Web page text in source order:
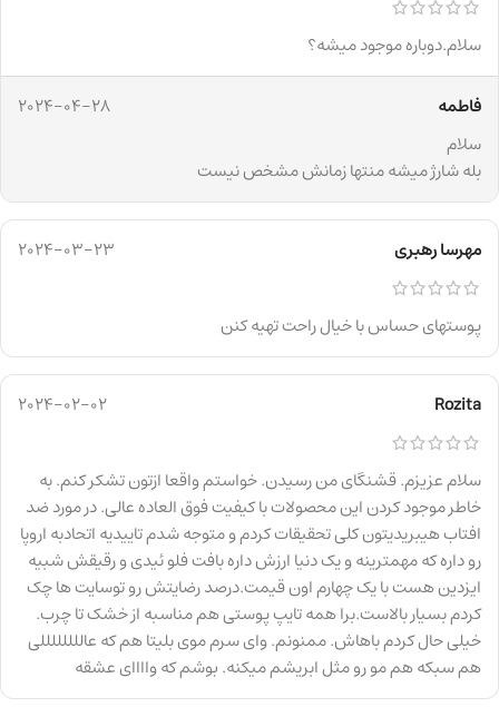
سلام.دوباره موجود میشه؟
فاطمه
2024-04-28
سلام
بله شارژ میشه منتها زمانش مشخص نیست
مهرسا رهبری 2024-03-23
پوستهای حساس با خیال راحت تهیه کنن
Rozita
2024-02-02
سلام عزیزم. قشنگای من رسیدن. خواستم واقعا ازتون تشکر کنم. به
خاطر موجود کردن این محصولات با کیفیت فوق العاده عالی. در مورد ضد
افتاب هیبریدیتون کلی تحقیقات کردم و متوجه شدم تاییدیه اتحادبه اروپا
رو داره که مهمترینه و یک دنیا ارزش داره بافت فلو ئیدی و رقیقش شبیه
ایزدین هست با یک چهارم اون قیمت.درصد رضایتش رو توسایت ها چک
کردم بسیار بالاست.برا همه تایپ پوستی هم مناسبه از خشک تا چرب.
خیلی حال کردم باهاش. ممنونم. وای سرم موی بلیتا هم که عاللللللللی
هم سبکه هم مو رو مثل ابریشم میکنه. بوشم که واااای عشقه